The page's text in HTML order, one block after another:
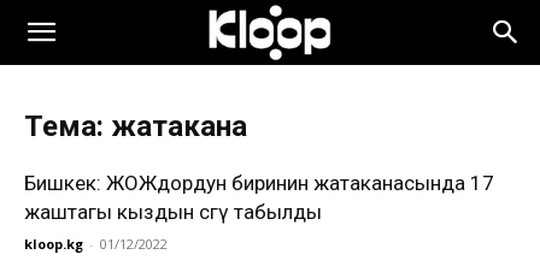
Тема: жатакана
Бишкек: ЖОЖдордун биринин жатаканасында 17
жаштагы кыздын сөөгү табылды
kloop.kg - 01/12/2022